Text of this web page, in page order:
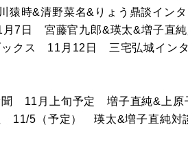
猿時&清野菜名&りょう鼎談イン
7日 宮藤官九郎&瑛太&増子直純
クス 11月12日 三宅弘城インタ
11月上旬予定 増子直純&上原
11/5（予定） 瑛太&増子直純対